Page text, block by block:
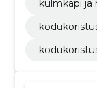
külmkapi ja